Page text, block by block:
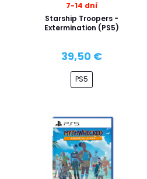
7-14 dní
Starship Troopers -
Extermination (PS5)
39,50 €
PS5